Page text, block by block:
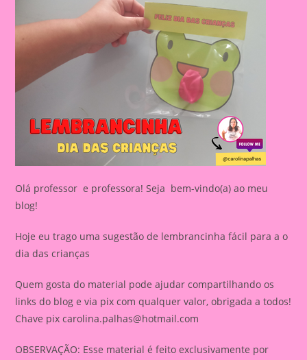
Olá professor e professora! Seja bem-vindo(a) ao meu
blog!
Hoje eu trago uma sugestão de lembrancinha fácil para a o
dia das crianças
Quem gosta do material pode ajudar compartilhando os
links do blog e via pix com qualquer valor, obrigada a todos!
Chave pixcarolina.palhas@hotmail.com
OBSERVAÇÃO: Esse material é feito exclusivamente por